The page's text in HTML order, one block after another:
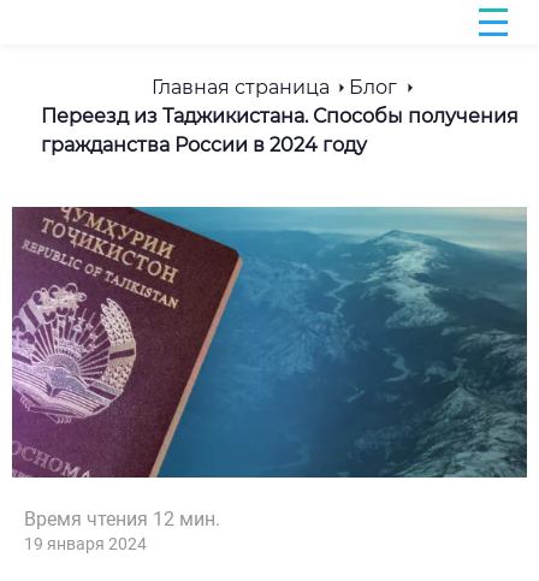
Главная страница
Блог
Переезд из Таджикистана. Способы получения
гражданства России в 2024 году
Время чтения 12 мин.
19 января 2024